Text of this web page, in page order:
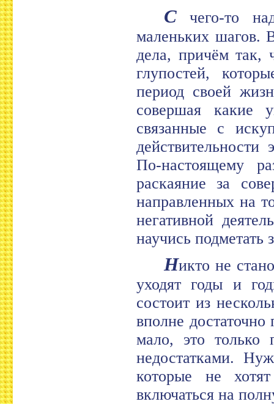
С чего-то
маленьких шагов.
дела, причём так,
глупостей,
период своей
совершая какие
связанные с
По-настоящему
раскаяние за
направленных на
негативной
научись подметать
Никто не
уходят годы и
состоит из
вполне
мало, это только
недостатками.
которые не
включаться на